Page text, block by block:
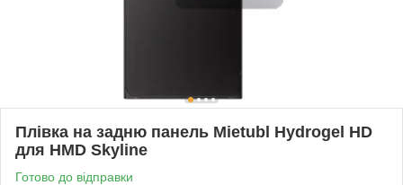
Плівка на задню панель Mietubl Hydrogel HD
для HMD Skyline
Готово до відправки